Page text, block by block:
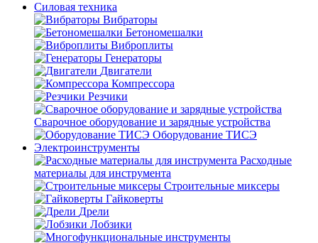
Силовая техника
Вибраторы
Бетономешалки
Виброплиты
Генераторы
Двигатели
Компрессора
Резчики
Сварочное оборудование и зарядные устройства
Оборудование ТИСЭ
Электроинструменты
Расходные
материалы для инструмента
Строительные миксеры
Гайковерты
Дрели
Лобзики